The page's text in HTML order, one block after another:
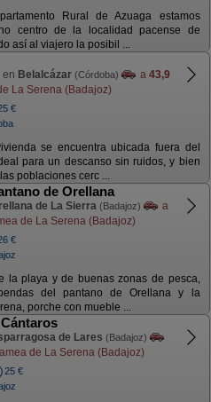
Rural de Azuaga estamos
centro de la localidad pacense de
así al viajero la posibil ...
en Belalcázar (Córdoba) a 43,9
La Serena (Badajoz)
€
se encuentra ubicada fuera del
para un descanso sin ruidos, y bien
poblaciones cerc ...
de Orellana
de La Sierra (Badajoz)
a
de La Serena (Badajoz)
€
la playa y de buenas zonas de pesca,
del pantano de Orellana y la
porche con mueble ...
de Lares (Badajoz)
de La Serena (Badajoz)
25 €